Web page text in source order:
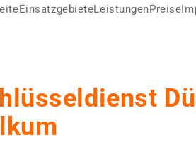
EinsatzgebieteLeistungenPreise